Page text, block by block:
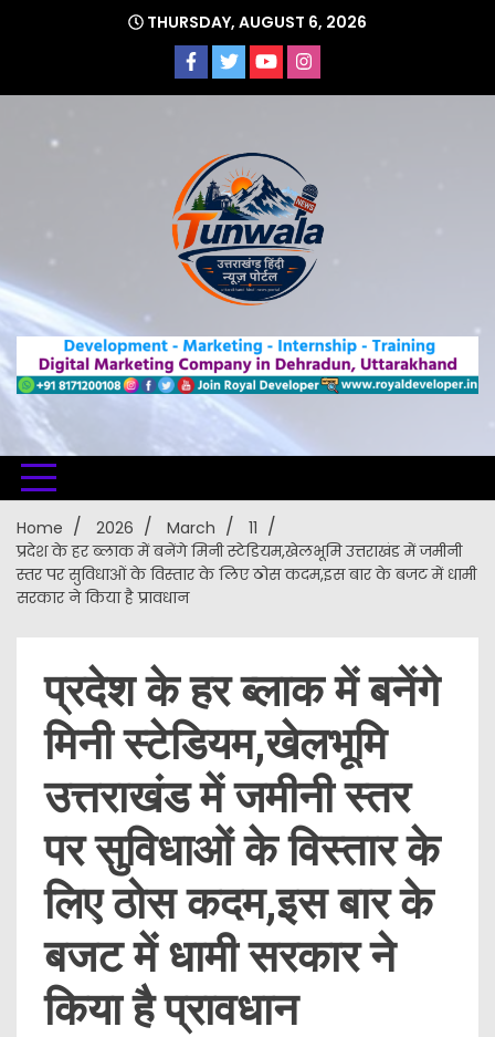
THURSDAY, AUGUST 6, 2026
Uttarakhand Hindi News Portal
Home 2026 March
11
प्रदेश के हर ब्लाक में बनेंगे मिनी स्टेडियम,खेलभूमि उत्तराखंड में जमीनी
स्तर पर सुविधाओं के विस्तार के लिए ठोस कदम,इस बार के बजट में धामी
सरकार ने किया है प्रावधान
प्रदेश के हर ब्लाक में बनेंगे
मिनी स्टेडियम,खेलभूमि
उत्तराखंड में जमीनी स्तर
पर सुविधाओं के विस्तार के
लिए ठोस कदम,इस बार के
बजट में धामी सरकार ने
किया है प्रावधान